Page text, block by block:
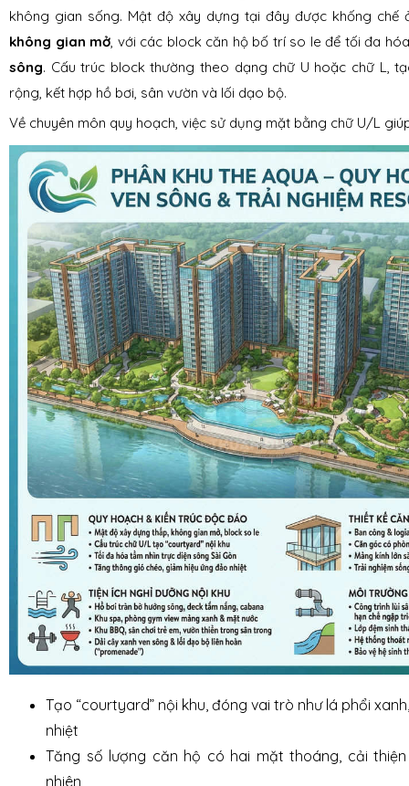
không gian sống. Mật độ xây dựng tại đây được khống chế
không gian mở, với các block căn hộ bố trí so le để tối đa
sông. Cấu trúc block thường theo dạng chữ U hoặc chữ L,
rộng, kết hợp hồ bơi, sân vườn và lối dạo bộ.
Về chuyên môn quy hoạch, việc sử dụng mặt bằng chữ U/L
Tạo “courtyard” nội khu, đóng vai trò như lá phổi
nhiệt
Tăng số lượng căn hộ có hai mặt thoáng, cải
nhiên